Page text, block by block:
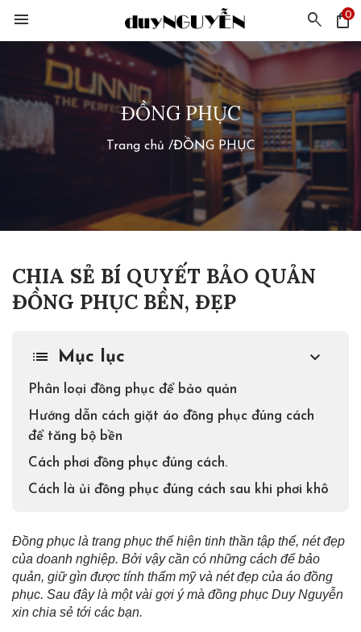
menu search shopping_bag
0
ĐỒNG PHỤC
Trang chủ /ĐỒNG PHỤC
CHIA SẺ BÍ QUYẾT BẢO QUẢN
ĐỒNG PHỤC BỀN, ĐẸP
Mục lục
Phân loại đồng phục để bảo quản
Hướng dẫn cách giặt áo đồng phục đúng cách
để tăng bộ bền
Cách phơi đồng phục đúng cách.
Cách là ủi đồng phục đúng cách sau khi phơi khô
Đồng phục là trang phục thể hiện tinh thần tập thể, nét đẹp
của doanh nghiệp. Bởi vậy cần có những cách để bảo
quản, giữ gìn được tính thẩm mỹ và nét đẹp của áo đồng
phục. Sau đây là một vài gợi ý mà đồng phục Duy Nguyễn
xin chia sẻ tới các bạn.